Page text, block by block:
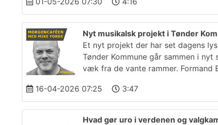
Nyt musikalsk projekt i Tønder
Et nyt projekt der har set dagens
Tønder Kommune går sammen i
væk fra de vante rammer.
16-04-2026 07:25 3:47
Hvad gør uro i verdenen og